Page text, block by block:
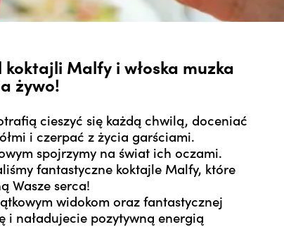
Malfy i włoska muzka
żywo!
cieszyć się każdą chwilą, doceniać
i czerpać z życia garściami.
spojrzymy na świat ich oczami.
fantastyczne koktajle Malfy, które
Wasze serca!
widokom oraz fantastycznej
i naładujecie pozytywną energią